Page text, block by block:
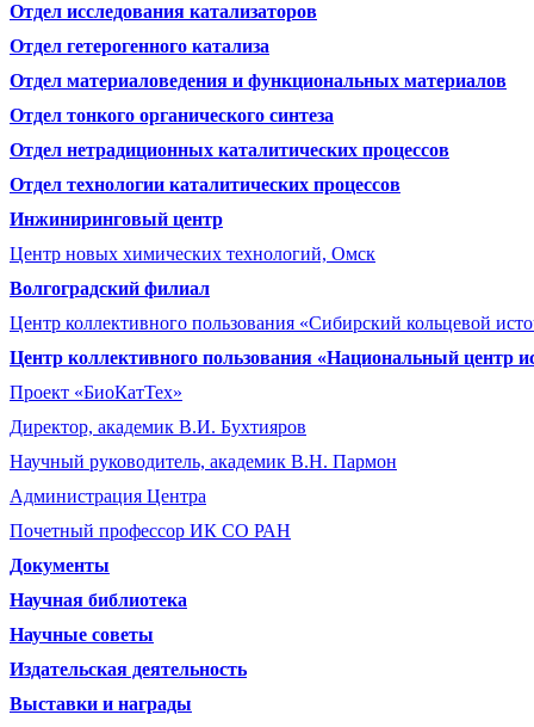
Отдел исследования катализаторов
Отдел гетерогенного катализа
Отдел материаловедения и функциональных материалов
Отдел тонкого органического синтеза
Отдел нетрадиционных каталитических процессов
Отдел технологии каталитических процессов
Инжиниринговый центр
Центр новых химических технологий, Омск
Волгоградский филиал
Центр коллективного пользования «Сибирский кольцевой
Центр коллективного пользования «Национальный центр
Проект «БиоКатТех»
Директор, академик В.И. Бухтияров
Научный руководитель, академик В.Н. Пармон
Администрация Центра
Почетный профессор ИК СО РАН
Документы
Научная библиотека
Научные советы
Издательская деятельность
Выставки и награды